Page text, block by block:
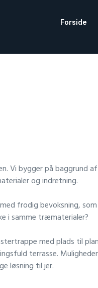
Forside
Vi bygger på baggrund af
og indretning.
frodig bevoksning,
i samme træmaterialer?
med plads til
terrasse.
løsning til jer.